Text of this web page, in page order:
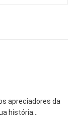
apreciadores da
história...